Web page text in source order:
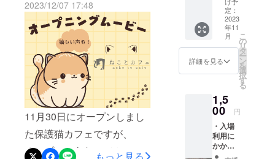
るところまで来ることがで
きました。しかし、残され
た期間はあと26日です。こ
の期間で目標に届かなけれ
ば、ねことカフェは今後の
継続について現実的に厳し
い判断をしなければなりま
せん。以前CAMPFIREで応
日営業しております。オー
プンして半月が経ち、まだ
まだこれから長い道のりで
はありますが、待っている
課題、取り組んでいる課題
は止まってくれる事はあり
ません。そのため、どんど
んスピードを上げて取り組
むことが大事だと考えてい
ラストのあとがき
を…
2023/12/07 17:48
11月30日にオープンしまし
た保護猫カフェですが、
オープンにあたってムー
もっと見る
ていた
だきま
す。
定：
2023
年11
月
詳細を見る
こ
の
リ
タ
ー
ン
を
選
択
す
る
1,5
00 円
・入場
利用に
かかる
料金の1